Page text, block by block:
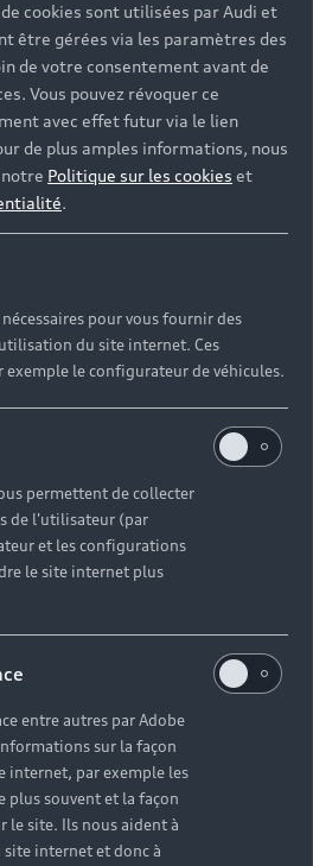
autres vidéos
Découvrir
Retour en haut
cookies sont utilisées par Audi et
être gérées via les paramètres des
de votre consentement avant de
Vous pouvez révoquer ce
avec effet futur via le lien
de plus amples informations, nous
Politique sur les cookies et
.
pour vous fournir des
du site internet. Ces
le configurateur de véhicules.
permettent de collecter
de l'utilisateur (par
et les configurations
le site internet plus
entre autres par Adobe
sur la façon
internet, par exemple les
plus souvent et la façon
le site. Ils nous aident à
internet et donc à